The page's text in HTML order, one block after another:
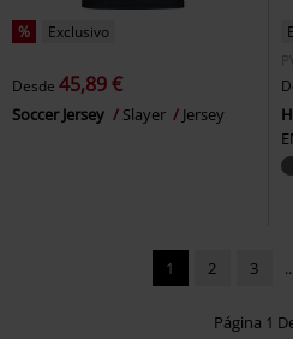
% Exclusivo
Desde 45,89 €
Soccer Jersey Slayer Jersey
1 2 3 ...
Página 1